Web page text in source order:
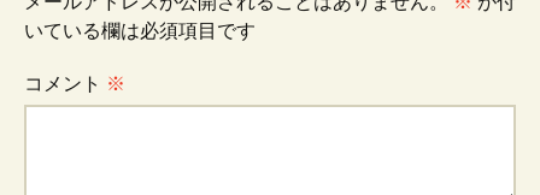
ビ
ゲ
いている欄は必須項目です
コメント ※